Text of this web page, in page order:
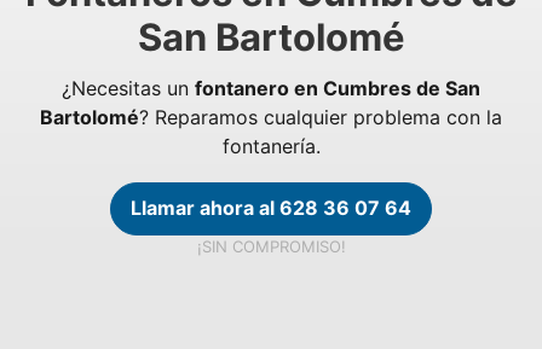
San Bartolomé
¿Necesitas un fontanero en Cumbres de San
Bartolomé? Reparamos cualquier problema con la
fontanería.
Llamar ahora al 628 36 07 64
¡SIN COMPROMISO!